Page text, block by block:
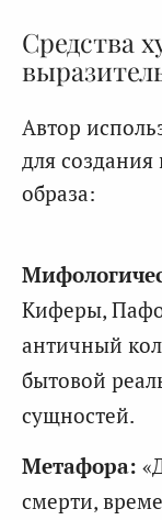
Средства
Автор
для
образа:
Киферы,
античный
бытовой
сущностей.
Метафора:
смерти,